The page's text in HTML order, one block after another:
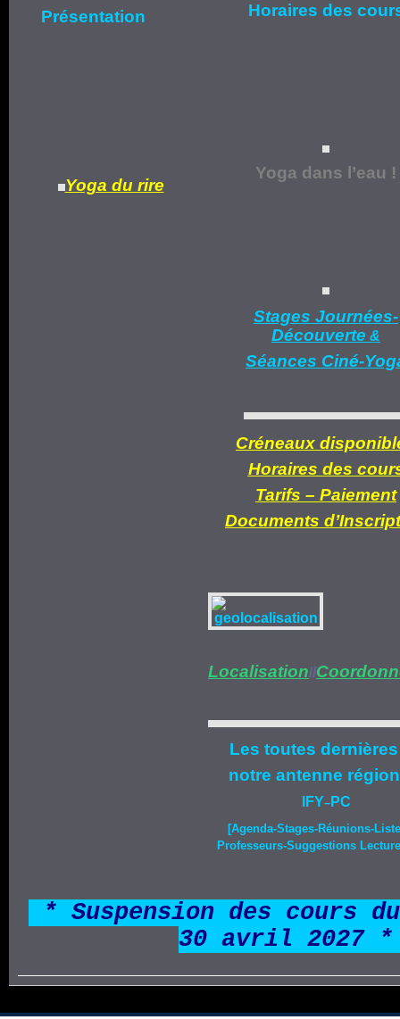
Présentation Horaires des
Yoga du rire
Yoga dans l’eau !
Stages Journées-
Découverte &
Séances Ciné-
Créneaux
Horaires des
Tarifs – Paiement
Documents d’
Localisation//
Les toutes
notre antenne
IFY–PC
[Agenda-Stages-Réunions-
Professeurs-Suggestions
* Suspension des cours
30 avril 2027 *